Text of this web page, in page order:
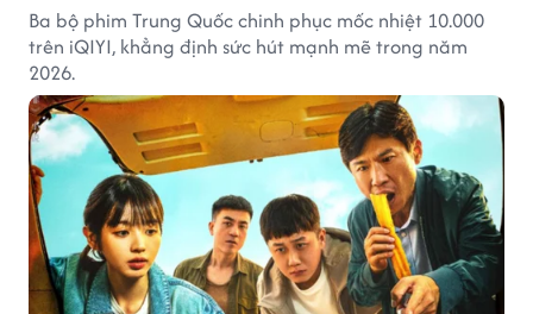
Ba bộ phim Trung Quốc chinh phục mốc nhiệt 10.000
trên iQIYI, khẳng định sức hút mạnh mẽ trong năm
2026.